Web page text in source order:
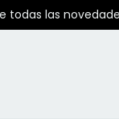
todas las